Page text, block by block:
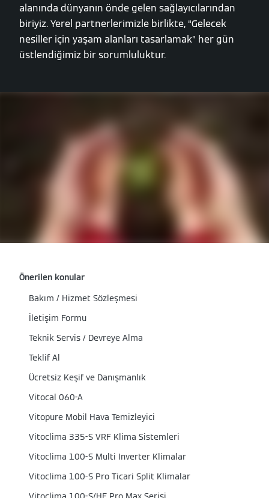
alanında dünyanın önde gelen sağlayıcılarından
biriyiz. Yerel partnerlerimizle birlikte, “Gelecek
nesiller için yaşam alanları tasarlamak” her gün
üstlendiğimiz bir sorumluluktur.
Önerilen konular
Bakım / Hizmet Sözleşmesi
İletişim Formu
Teknik Servis / Devreye Alma
Teklif Al
Ücretsiz Keşif ve Danışmanlık
Vitocal 060-A
Vitopure Mobil Hava Temizleyici
Vitoclima 335-S VRF Klima Sistemleri
Vitoclima 100-S Multi Inverter Klimalar
Vitoclima 100-S Pro Ticari Split Klimalar